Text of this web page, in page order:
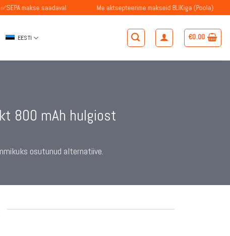
saadaval Me aktsepteerime makseid BLIKiga (Poola)
EESTI €0.00
800 mAh hulgiost
osutunud alternatiive.